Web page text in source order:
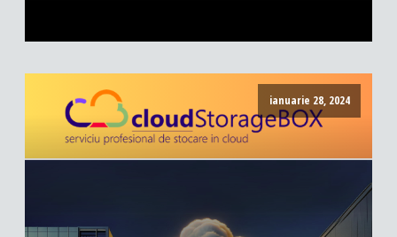
ianuarie 28, 2024